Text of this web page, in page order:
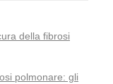
della fibrosi
polmonare: gli